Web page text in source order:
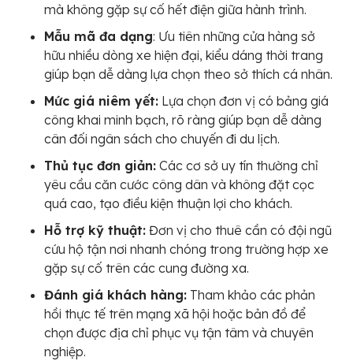
mà không gặp sự cố hết điện giữa hành trình.
Mẫu mã đa dạng: Ưu tiên những cửa hàng sở
hữu nhiều dòng xe hiện đại, kiểu dáng thời trang
giúp bạn dễ dàng lựa chọn theo sở thích cá nhân.
Mức giá niêm yết: Lựa chọn đơn vị có bảng giá
công khai minh bạch, rõ ràng giúp bạn dễ dàng
cân đối ngân sách cho chuyến đi du lịch.
Thủ tục đơn giản: Các cơ sở uy tín thường chỉ
yêu cầu căn cước công dân và không đặt cọc
quá cao, tạo điều kiện thuận lợi cho khách.
Hỗ trợ kỹ thuật: Đơn vị cho thuê cần có đội ngũ
cứu hộ tận nơi nhanh chóng trong trường hợp xe
gặp sự cố trên các cung đường xa.
Đánh giá khách hàng: Tham khảo các phản
hồi thực tế trên mạng xã hội hoặc bản đồ để
chọn được địa chỉ phục vụ tận tâm và chuyên
nghiệp.